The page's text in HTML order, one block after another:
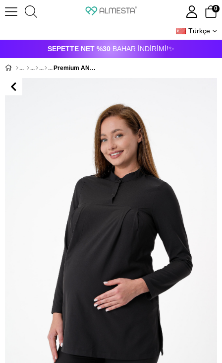
SEPETTE NET %30 BAHAR İNDİRİMİ!✨
Türkçe
0
ÜYE GIRIŞI ÜYE OL
Premium ANKA Hamile Cerrahi Üst Uzun Kol - Siyah